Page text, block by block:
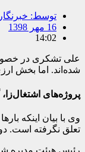
توسط:
16 مهر 1398
14:02
علی تشکری در خصوص
شده‌اند. اما بخش
پروژه‌های اشتغال‌زا،
تعلق نگرفته است. دولت در تخصیص ارز به